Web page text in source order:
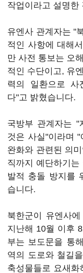
작업이라고 설명한
유엔사 관계자는 "
적인 사항에 대해
만 사전 통보는 오
적인 수단이고, 유
력의 일환으로 사
다"고 밝혔습니다.
국방부 관계자는 "
것은 사실"이라며
완화와 관련된 의
직까지 예단하기
발적 충돌 방지를
습니다.
북한군이 유엔사
지난해 10월 이후
부는 보도문을 통
역의 도로와 철길
축성물들로 요새화